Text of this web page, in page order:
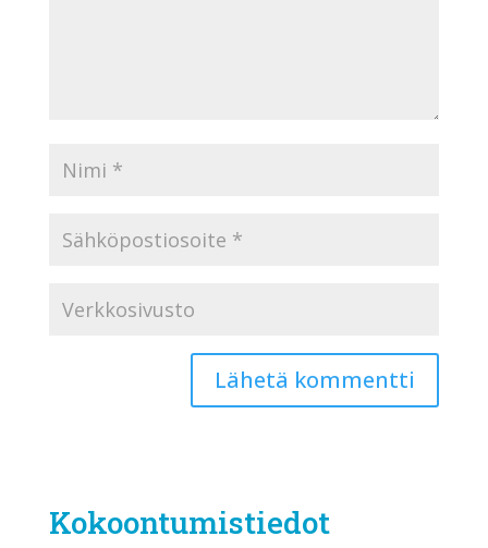
Kokoontumistiedot